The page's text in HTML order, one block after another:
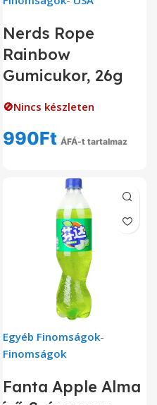
Nerds Rope
Rainbow
Gumicukor, 26g
🚫Nincs készleten
990Ft ÁFÁ-t tartalmaz
Egyéb Finomságok-
Finomságok
Fanta Apple Alma